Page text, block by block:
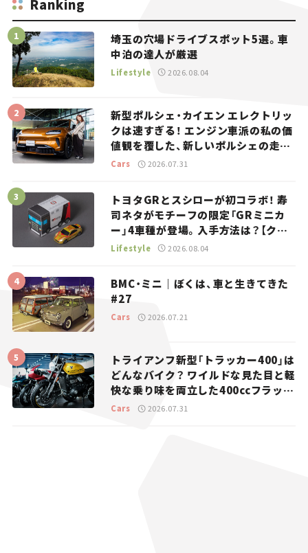
Ranking
埼玉の穴場ドライブスポット5選。車
中泊の達人が厳選
Lifestyle 2026.08.04
新型ポルシェ・カイエン エレクトリッ
クは速すぎる！ エンジン車派の私の価
値観を覆した、新しいポルシェの走
り。
Cars 2026.07.31
トヨタGRとスシローが初コラボ！ 寿
司ネタがモチーフの限定「GRミニカ
ー」4車種が登場。入手方法は？【クル
マとホビー】
Lifestyle 2026.08.04
BMC・ミニ｜ぼくは、車と生きてきた
#27
Cars 2026.07.21
トライアンフ新型「トラッカー400」は
どんなバイク？ ワイルドな見た目と軽
快な乗り味を両立した400ccフラット
トラッカー【試乗レビュー】
Cars 2026.07.31